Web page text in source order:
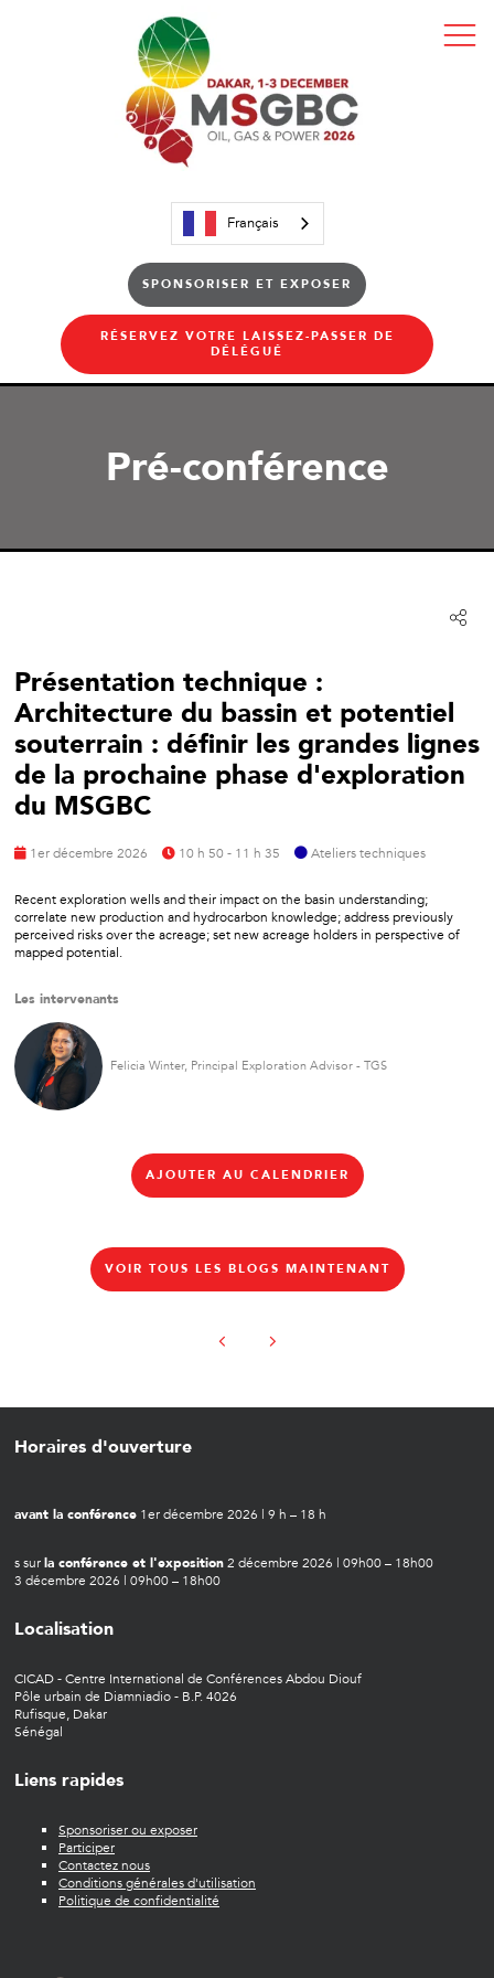
Français
SPONSORISER ET EXPOSER
RÉSERVEZ VOTRE LAISSEZ-PASSER DE
DÉLÉGUÉ
Pré-conférence
Présentation technique :
Architecture du bassin et potentiel
souterrain : définir les grandes lignes
de la prochaine phase d'exploration
du MSGBC
1er décembre 2026 10 h 50 - 11 h 35 Ateliers techniques
Recent exploration wells and their impact on the basin understanding;
correlate new production and hydrocarbon knowledge; address previously
perceived risks over the acreage; set new acreage holders in perspective of
mapped potential.
Les intervenants
Felicia Winter, Principal Exploration Advisor - TGS
AJOUTER AU CALENDRIER
VOIR TOUS LES BLOGS MAINTENANT
Horaires d'ouverture
avant la conférence 1er décembre 2026 | 9 h – 18 h
s surla conférence et l'exposition2 décembre 2026 | 09h00 – 18h00
3 décembre 2026 | 09h00 – 18h00
Localisation
CICAD - Centre International de Conférences Abdou Diouf
Pôle urbain de Diamniadio - B.P. 4026
Rufisque, Dakar
Sénégal
Liens rapides
Sponsoriser ou exposer
Participer
Contactez nous
Conditions générales d'utilisation
Politique de confidentialité